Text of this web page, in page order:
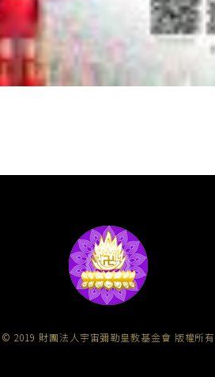
© 2019 財團法人宇宙彌勒皇教基金會 版權所有